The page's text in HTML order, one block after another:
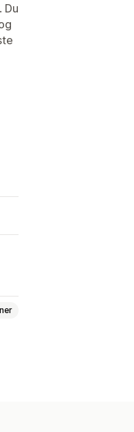
Du